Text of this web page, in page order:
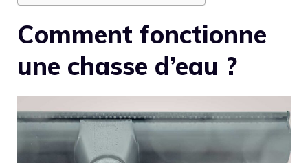
Comment fonctionne
une chasse d’eau ?